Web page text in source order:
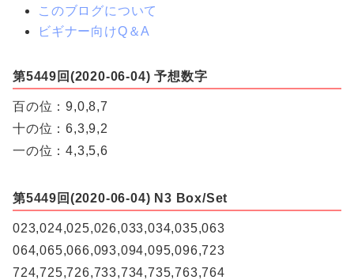
このブログについて
ビギナー向けQ＆A
第5449回(2020-06-04) 予想数字
百の位：9,0,8,7
十の位：6,3,9,2
一の位：4,3,5,6
第5449回(2020-06-04) N3 Box/Set
023,024,025,026,033,034,035,063
064,065,066,093,094,095,096,723
724,725,726,733,734,735,763,764